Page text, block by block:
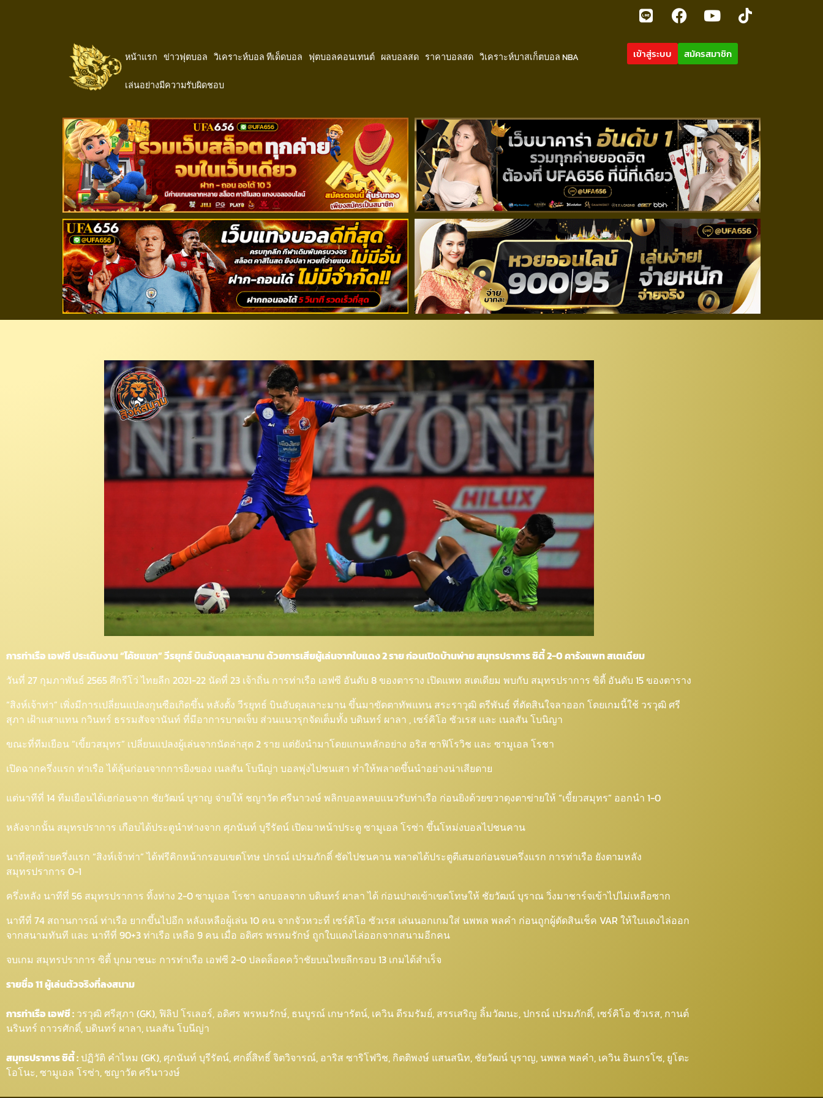
หน้าแรก ข่าวฟุตบอล วิเคราะห์บอล ทีเด็ดบอล ฟุตบอลคอนเทนต์ ผลบอลสด ราคาบอลสด วิเคราะห์บาสเก็ตบอล NBA
เล่นอย่างมีความรับผิดชอบ
เข้าสู่ระบบ สมัครสมาชิก
การท่าเรือ เอฟซี ประเดิมงาน “โค้ชแขก” วีรยุทธ์ บินอับดุลเลาะมาน ด้วยการเสียผู้เล่นจากใบแดง 2 ราย ก่อนเปิดบ้านพ่าย สมุทรปราการ ซิตี้ 2-0 คารังแพท สเตเดียม
วันที่ 27 กุมภาพันธ์ 2565 ศึกรีโว่ ไทยลีก 2021-22 นัดที่ 23 เจ้าถิ่น การท่าเรือ เอฟซี อันดับ 8 ของตาราง เปิดแพท สเตเดียม พบกับ สมุทรปราการ ซิตี้ อันดับ 15 ของตาราง
“สิงห์เจ้าท่า” เพิ่งมีการเปลี่ยนแปลงกุนซือเกิดขึ้น หลังตั้ง วีรยุทธ์ บินอับดุลเลาะมาน ขึ้นมาขัดตาทัพแทน สระราวุฒิ ตรีพันธ์ ที่ตัดสินใจลาออก โดยเกมนี้ใช้ วรวุฒิ ศรี
สุภา เฝ้าแสาแทน กวินทร์ ธรรมสัจจานันท์ ที่มีอาการบาดเจ็บ ส่วนแนวรุกจัดเต็มทั้ง บดินทร์ ผาลา , เซร์คิโอ ซัวเรส และ เนลสัน โบนิญา
ขณะที่ทีมเยือน “เขี้ยวสมุทร” เปลี่ยนแปลงผู้เล่นจากนัดล่าสุด 2 ราย แต่ยังนำมาโดยแกนหลักอย่าง อริส ซาฟิโรวิช และ ซามูเอล โรชา
เปิดฉากครึ่งแรก ท่าเรือ ได้ลุ้นก่อนจากการยิงของ เนลสัน โบนีญ่า บอลพุ่งไปชนเสา ทำให้พลาดขึ้นนำอย่างน่าเสียดาย
แต่นาทีที่ 14 ทีมเยือนได้เฮก่อนจาก ชัยวัฒน์ บุราญ จ่ายให้ ชญาวัต ศรีนาวงษ์ พลิกบอลหลบแนวรับท่าเรือ ก่อนยิงด้วยขวาตุงตาข่ายให้ “เขี้ยวสมุทร” ออกนำ 1-0
หลังจากนั้น สมุทรปราการ เกือบได้ประตูนำห่างจาก ศุภนันท์ บุรีรัตน์ เปิดมาหน้าประตู ซามูเอล โรซ่า ขึ้นโหม่งบอลไปชนคาน
นาทีสุดท้ายครึ่งแรก “สิงห์เจ้าท่า” ได้ฟรีคิกหน้ากรอบเขตโทษ ปกรณ์ เปรมภักดิ์ ซัดไปชนคาน พลาดได้ประตูตีเสมอก่อนจบครึ่งแรก การท่าเรือ ยังตามหลัง
สมุทรปราการ 0-1
ครึ่งหลัง นาทีที่ 56 สมุทรปราการ ทิ้งห่าง 2-0 ซามูเอล โรชา ฉกบอลจาก บดินทร์ ผาลา ได้ ก่อนปาดเข้าเขตโทษให้ ชัยวัฒน์ บุราณ วิ่งมาชาร์จเข้าไปไม่เหลือซาก
นาทีที่ 74 สถานการณ์ ท่าเรือ ยากขึ้นไปอีก หลังเหลือผู้เล่น 10 คน จากจัวหวะที่ เซร์คิโอ ซัวเรส เล่นนอกเกมใส่ นพพล พลคำ ก่อนถูกผู้ตัดสินเช็ค VAR ให้ใบแดงไล่ออก
จากสนามทันที และ นาทีที่ 90+3 ท่าเรือ เหลือ 9 คน เมื่อ อดิศร พรหมรักษ์ ถูกใบแดงไล่ออกจากสนามอีกคน
จบเกม สมุทรปราการ ซิตี้ บุกมาชนะ การท่าเรือ เอฟซี 2-0 ปลดล็อคคว้าชัยบนไทยลีกรอบ 13 เกมได้สำเร็จ
รายชื่อ 11 ผู้เล่นตัวจริงที่ลงสนาม
การท่าเรือ เอฟซี : วรวุฒิ ศรีสุภา (GK), ฟิลิป โรเลอร์, อดิศร พรหมรักษ์, ธนบูรณ์ เกษารัตน์, เควิน ดีรมรัมย์, สรรเสริญ ลิ้มวัฒนะ, ปกรณ์ เปรมภักดิ์, เซร์คิโอ ซัวเรส, กานต์
นรินทร์ ถาวรศักดิ์, บดินทร์ ผาลา, เนลสัน โบนีญ่า
สมุทรปราการ ซิตี้ : ปฏิวัติ คำไหม (GK), ศุภนันท์ บุรีรัตน์, ศกดิ์สิทธิ์ จิตวิจารณ์, อาริส ซาริโฟวิช, กิตติพงษ์ แสนสนิท, ชัยวัฒน์ บุราญ, นพพล พลคำ, เควิน อินเกรโซ, ยูโตะ
โอโนะ, ซามูเอล โรซ่า, ชญาวัต ศรีนาวงษ์